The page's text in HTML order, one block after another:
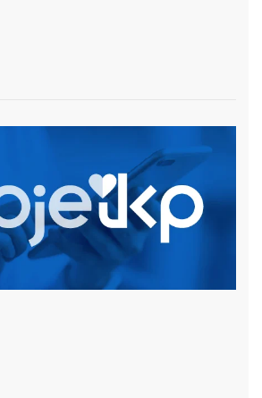
czytaj więcej